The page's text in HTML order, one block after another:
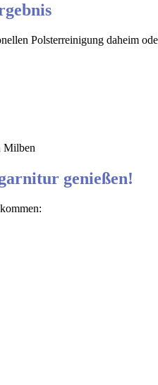
Polsterreinigung daheim
Milben
genießen!